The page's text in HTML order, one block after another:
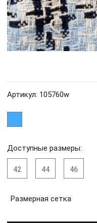
Артикул: 105760w
Доступные размеры:
42 44 46
Размерная сетка